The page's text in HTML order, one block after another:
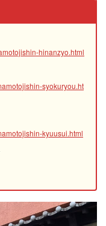
hinanzyo.html
syokuryou.ht
kyuusui.html